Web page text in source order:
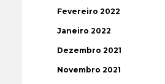
Fevereiro 2022
Janeiro 2022
Dezembro 2021
Novembro 2021